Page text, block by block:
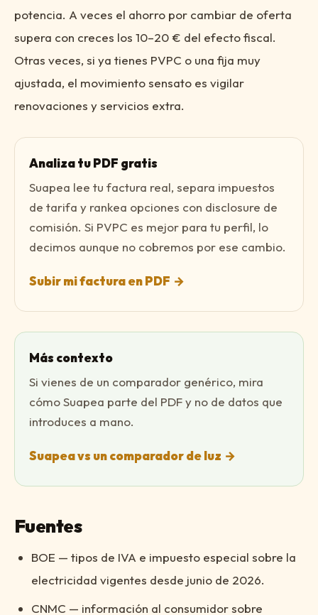
potencia. A veces el ahorro por cambiar de oferta
supera con creces los 10–20 € del efecto fiscal.
Otras veces, si ya tienes PVPC o una fija muy
ajustada, el movimiento sensato es vigilar
renovaciones y servicios extra.
Analiza tu PDF gratis
Suapea lee tu factura real, separa impuestos
de tarifa y rankea opciones con disclosure de
comisión. Si PVPC es mejor para tu perfil, lo
decimos aunque no cobremos por ese cambio.
Subir mi factura en PDF →
Más contexto
Si vienes de un comparador genérico, mira
cómo Suapea parte del PDF y no de datos que
introduces a mano.
Suapea vs un comparador de luz →
Fuentes
BOE — tipos de IVA e impuesto especial sobre la
electricidad vigentes desde junio de 2026.
CNMC — información al consumidor sobre